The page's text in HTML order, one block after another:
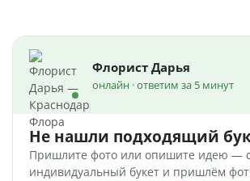
Флорист Дарья
онлайн · ответим за 5 минут
Не нашли подходящий
Пришлите фото или опишите идею —
индивидуальный букет и пришлём